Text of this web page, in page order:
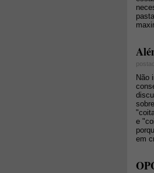
Não
e
em